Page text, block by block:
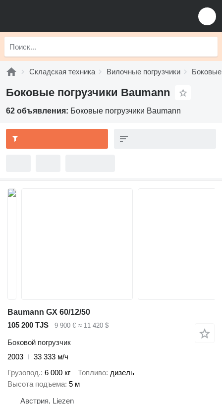
Складская техника Вилочные погрузчики Боковые
Боковые погрузчики Baumann
62 объявления: Боковые погрузчики Baumann
Baumann GX 60/12/50
105 200 TJS
9 900 € ≈ 11 420 $
Боковой погрузчик
2003
33 333 м/ч
Грузопод. 6 000 кг Топливо дизель
Высота подъема 5 м
Австрия, Liezen